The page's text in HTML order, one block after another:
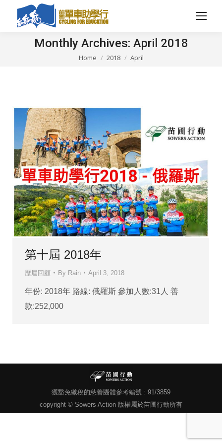
Monthly Archives: April 2018
You are here:
Home 2018 April
第十屆 2018年
歷屆回顧 By Rain April 3, 2018
年份: 2018年 路線: 俄羅斯 參加人數:31人 善
款:252,000
獲豁免繳稅的慈善團體參考編號 : 91/3859
copyright © Sowers Action 版權屬於苗圃行動所有